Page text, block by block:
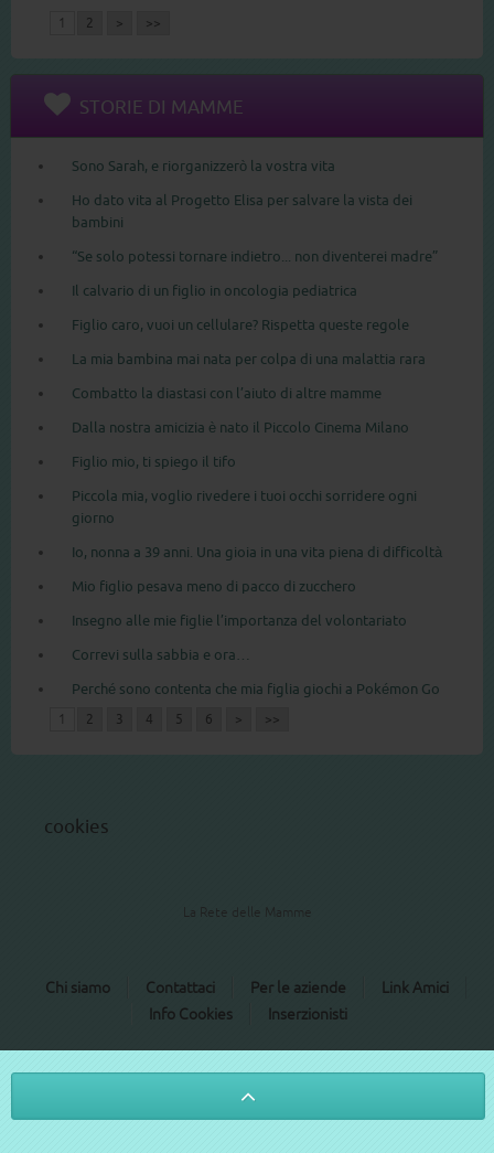
1 2 > >>
STORIE DI MAMME
Sono Sarah, e riorganizzerò la vostra vita
Ho dato vita al Progetto Elisa per salvare la vista dei
bambini
“Se solo potessi tornare indietro... non diventerei madre”
Il calvario di un figlio in oncologia pediatrica
Figlio caro, vuoi un cellulare? Rispetta queste regole
La mia bambina mai nata per colpa di una malattia rara
Combatto la diastasi con l’aiuto di altre mamme
Dalla nostra amicizia è nato il Piccolo Cinema Milano
Figlio mio, ti spiego il tifo
Piccola mia, voglio rivedere i tuoi occhi sorridere ogni
giorno
Io, nonna a 39 anni. Una gioia in una vita piena di difficoltà
Mio figlio pesava meno di pacco di zucchero
Insegno alle mie figlie l’importanza del volontariato
Correvi sulla sabbia e ora…
Perché sono contenta che mia figlia giochi a Pokémon Go
1 2 3 4 5 6 > >>
cookies
La Rete delle Mamme
Chi siamo Contattaci Per le aziende
Link Amici
Info Cookies
Inserzionisti